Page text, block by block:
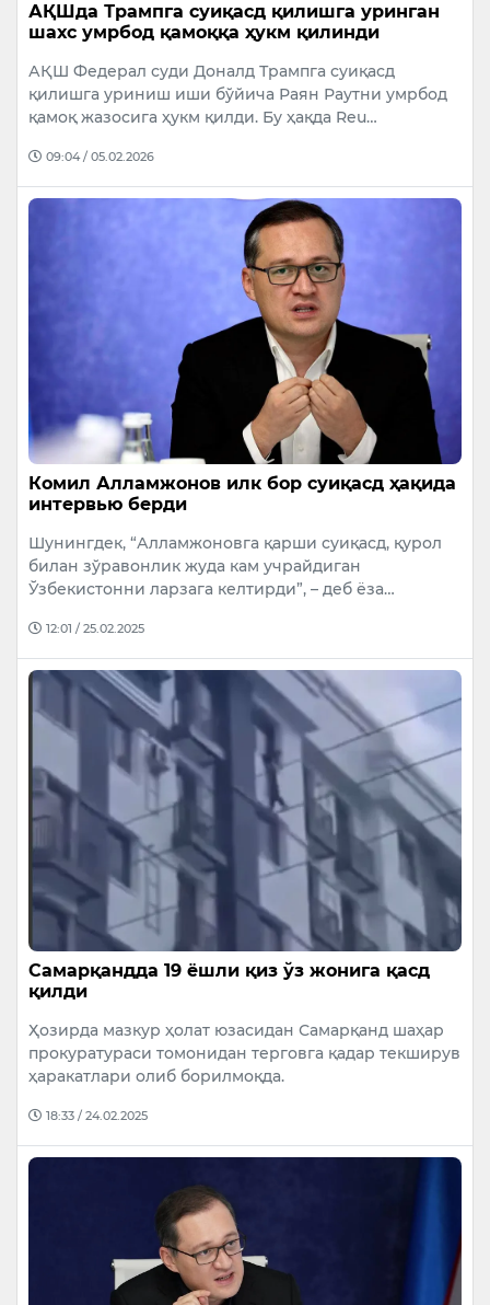
АҚШда Трампга суиқасд қилишга уринган
шахс умрбод қамоққа ҳукм қилинди
АҚШ Федерал суди Доналд Трампга суиқасд
қилишга уриниш иши бўйича Раян Раутни умрбод
қамоқ жазосига ҳукм қилди. Бу ҳақда Reu…
09:04 / 05.02.2026
Комил Алламжонов илк бор суиқасд ҳақида
интервью берди
Шунингдек, “Алламжоновга қарши суиқасд, қурол
билан зўравонлик жуда кам учрайдиган
Ўзбекистонни ларзага келтирди”, – деб ёза…
12:01 / 25.02.2025
Самарқандда 19 ёшли қиз ўз жонига қасд
қилди
Ҳозирда мазкур ҳолат юзасидан Самарқанд шаҳар
прокуратураси томонидан терговга қадар текширув
ҳаракатлари олиб борилмоқда.
18:33 / 24.02.2025